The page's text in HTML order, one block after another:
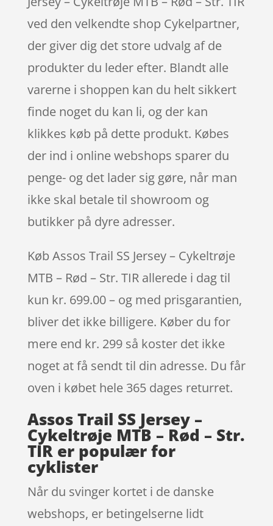
ved den velkendte shop Cykelpartner,
der giver dig det store udvalg af de
produkter du leder efter. Blandt alle
varerne i shoppen kan du helt sikkert
finde noget du kan li, og der kan
klikkes køb på dette produkt. Købes
der ind i online webshops sparer du
penge- og det lader sig gøre, når man
ikke skal betale til showroom og
butikker på dyre adresser.
Køb Assos Trail SS Jersey – Cykeltrøje
MTB – Rød – Str. TIR allerede i dag til
kun kr. 699.00 – og med prisgarantien,
bliver det ikke billigere. Køber du for
mere end kr. 299 så koster det ikke
noget at få sendt til din adresse. Du får
oven i købet hele 365 dages returret.
Assos Trail SS Jersey –
Cykeltrøje MTB – Rød – Str.
TIR er populær for
cyklister
Når du svinger kortet i de danske
webshops, er betingelserne lidt